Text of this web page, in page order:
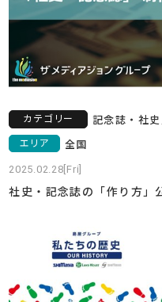
カテゴリー 記念誌・社史
エリア 全国
2025.02.28[Fri]
社史・記念誌の「作り方」